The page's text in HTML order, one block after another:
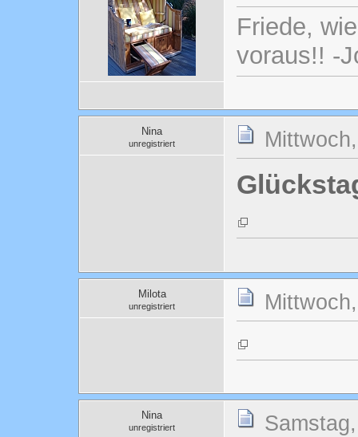
Friede,
voraus!! -
Nina
unregistriert
Milota
unregistriert
Nina
unregistriert